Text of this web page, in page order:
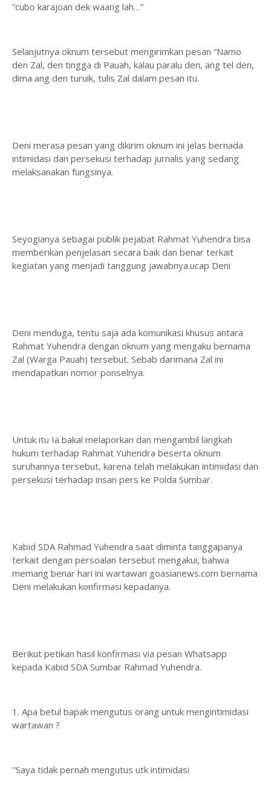
“cubo karajoan dek waang lah…”
Selanjutnya oknum tersebut mengirimkan pesan “Namo
den Zal, den tingga di Pauah, kalau paralu den, ang tel den,
dima ang den turuik, tulis Zal dalam pesan itu.
Deni merasa pesan yang dikirim oknum ini jelas bernada
intimidasi dan persekusi terhadap jurnalis yang sedang
melaksanakan fungsinya.
Seyogianya sebagai publik pejabat Rahmat Yuhendra bisa
memberikan penjelasan secara baik dan benar terkait
kegiatan yang menjadi tanggung jawabnya.ucap Deni
Deni menduga, tentu saja ada komunikasi khusus antara
Rahmat Yuhendra dengan oknum yang mengaku bernama
Zal (Warga Pauah) tersebut. Sebab darimana Zal ini
mendapatkan nomor ponselnya.
Untuk itu Ia bakal melaporkan dan mengambil langkah
hukum terhadap Rahmat Yuhendra beserta oknum
suruhannya tersebut, karena telah melakukan intimidasi dan
persekusi terhadap insan pers ke Polda Sumbar.
Kabid SDA Rahmad Yuhendra saat diminta tanggapanya
terkait dengan persoalan tersebut mengakui, bahwa
memang benar hari ini wartawan goasianews.com bernama
Deni melakukan konfirmasi kepadanya.
Berikut petikan hasil konfirmasi via pesan Whatsapp
kepada Kabid SDA Sumbar Rahmad Yuhendra.
1. Apa betul bapak mengutus orang untuk mengintimidasi
wartawan ?
"Saya tidak pernah mengutus utk intimidasi